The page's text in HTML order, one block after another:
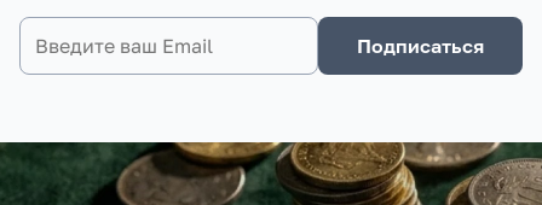
Подписаться